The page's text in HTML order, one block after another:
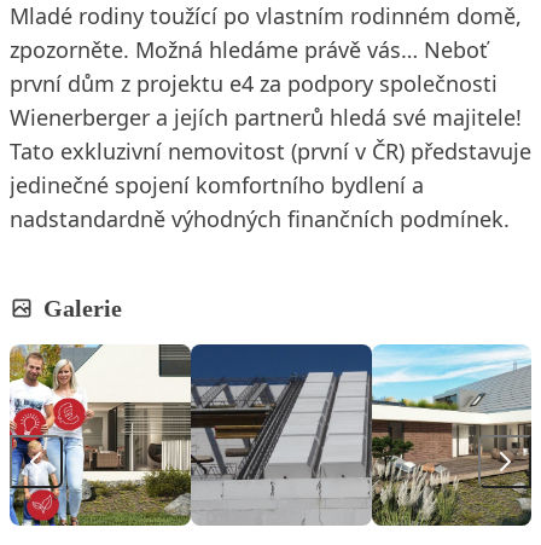
Mladé rodiny toužící po vlastním rodinném domě,
zpozorněte. Možná hledáme právě vás… Neboť
první dům z projektu e4 za podpory společnosti
Wienerberger a jejích partnerů hledá své majitele!
Tato exkluzivní nemovitost (první v ČR) představuje
jedinečné spojení komfortního bydlení a
nadstandardně výhodných finančních podmínek.
Galerie